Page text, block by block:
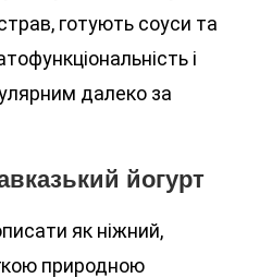
готують соуси та
і
далеко за
йогурт
як ніжний,
природною